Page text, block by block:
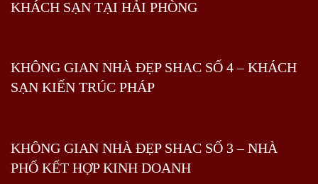
KHÁCH SẠN TẠI HẢI PHÒNG
KHÔNG GIAN NHÀ ĐẸP SHAC SỐ 4 – KHÁCH
SẠN KIẾN TRÚC PHÁP
KHÔNG GIAN NHÀ ĐẸP SHAC SỐ 3 – NHÀ
PHỐ KẾT HỢP KINH DOANH